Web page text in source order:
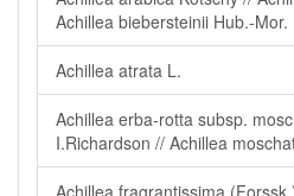
Achillea biebersteinii Hub.-Mor.
Achillea atrata L.
Achillea erba-rotta subsp.
I.Richardson // Achillea
Achillea fragrantissima